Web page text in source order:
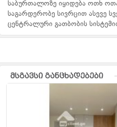
საბურთალოზე იყიდება ოთხ
საგარდერობე სივრცით ასევე
ცენტრალური გათბობის
მსგავსი განცხადებები